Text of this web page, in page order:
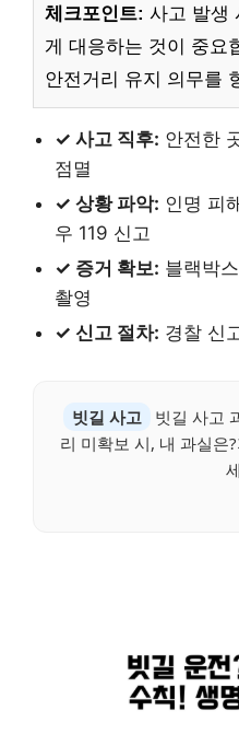
체크포인트: 사고 발생
게 대응하는 것이 중요
안전거리 유지 의무를
✓ 사고 직후: 안전한
점멸
✓ 상황 파악: 인명 피
우 119 신고
✓ 증거 확보: 블랙박
촬영
✓ 신고 절차: 경찰 신
빗길 사고
빗길 사고
리 미확보 시, 내 과실은